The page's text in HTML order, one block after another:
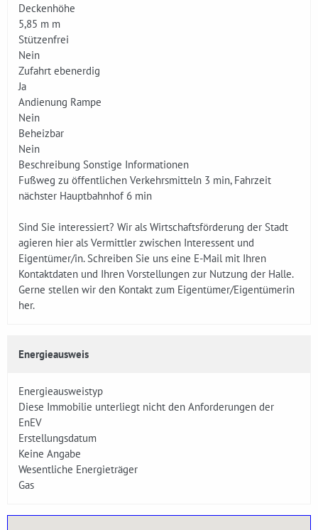
Deckenhöhe
5,85 m m
Stützenfrei
Nein
Zufahrt ebenerdig
Ja
Andienung Rampe
Nein
Beheizbar
Nein
Beschreibung Sonstige Informationen
Fußweg zu öffentlichen Verkehrsmitteln 3 min, Fahrzeit
nächster Hauptbahnhof 6 min
Sind Sie interessiert? Wir als Wirtschaftsförderung der Stadt
agieren hier als Vermittler zwischen Interessent und
Eigentümer/in. Schreiben Sie uns eine E-Mail mit Ihren
Kontaktdaten und Ihren Vorstellungen zur Nutzung der Halle.
Gerne stellen wir den Kontakt zum Eigentümer/Eigentümerin
her.
Energieausweis
Energieausweistyp
Diese Immobilie unterliegt nicht den Anforderungen der
EnEV
Erstellungsdatum
Keine Angabe
Wesentliche Energieträger
Gas